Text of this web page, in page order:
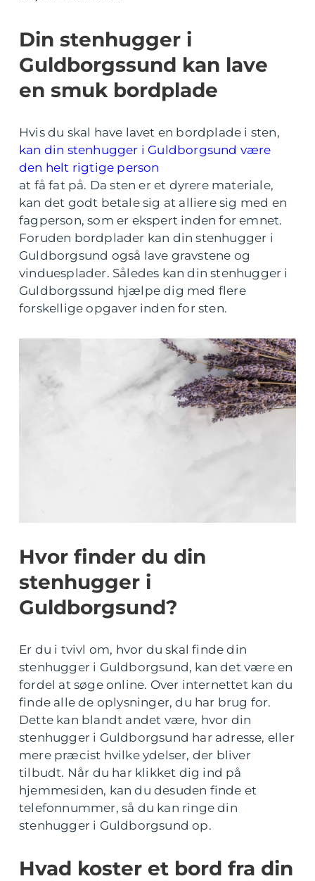
Din stenhugger i
Guldborgssund kan lave
en smuk bordplade
Hvis du skal have lavet en bordplade i sten,
kan din stenhugger i Guldborgsund være
den helt rigtige person
at få fat på. Da sten er et dyrere materiale,
kan det godt betale sig at alliere sig med en
fagperson, som er ekspert inden for emnet.
Foruden bordplader kan din stenhugger i
Guldborgsund også lave gravstene og
vinduesplader. Således kan din stenhugger i
Guldborgssund hjælpe dig med flere
forskellige opgaver inden for sten.
Hvor finder du din
stenhugger i
Guldborgsund?
Er du i tvivl om, hvor du skal finde din
stenhugger i Guldborgsund, kan det være en
fordel at søge online. Over internettet kan du
finde alle de oplysninger, du har brug for.
Dette kan blandt andet være, hvor din
stenhugger i Guldborgsund har adresse, eller
mere præcist hvilke ydelser, der bliver
tilbudt. Når du har klikket dig ind på
hjemmesiden, kan du desuden finde et
telefonnummer, så du kan ringe din
stenhugger i Guldborgsund op.
Hvad koster et bord fra din